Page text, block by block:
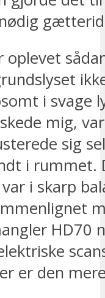
i svage
mig,
sig
i rummet.
i skarp
HD70
er den